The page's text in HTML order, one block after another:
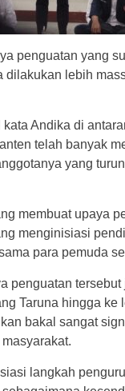
penguatan yang
lebih
Andika di
telah banyak
yang
membuat upaya
menginisiasi
para pemuda
penguatan
Taruna hingga ke
bakal sangat
langkah